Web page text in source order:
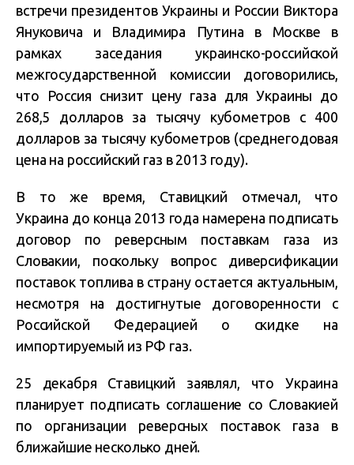
встречи президентов Украины и России Виктора
Януковича и Владимира Путина в Москве в
рамках заседания украинско-российской
межгосударственной комиссии договорились,
что Россия снизит цену газа для Украины до
268,5 долларов за тысячу кубометров с 400
долларов за тысячу кубометров (среднегодовая
цена на российский газ в 2013 году).
В то же время, Ставицкий отмечал, что
Украина до конца 2013 года намерена подписать
договор по реверсным поставкам газа из
Словакии, поскольку вопрос диверсификации
поставок топлива в страну остается актуальным,
несмотря на достигнутые договоренности с
Российской Федерацией о скидке на
импортируемый из РФ газ.
25 декабря Ставицкий заявлял, что Украина
планирует подписать соглашение со Словакией
по организации реверсных поставок газа в
ближайшие несколько дней.